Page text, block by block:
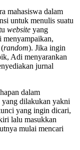
mahasiswa dalam
untuk menulis suatu
website yang
menyampaikan,
random). Jika ingin
Adi menyarankan
jurnal
dalam
yang dilakukan yakni
yang ingin dicari,
lalu masukkan
mulai mencari